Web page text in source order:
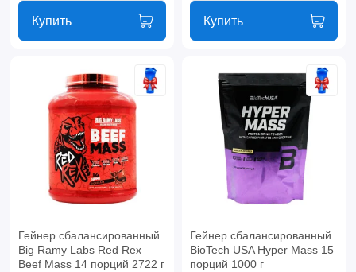
Купить Купить
Гейнер сбалансированный
Big Ramy Labs Red Rex
Beef Mass 14 порций 2722 г
Гейнер сбалансированный
BioTech USA Hyper Mass 15
порций 1000 г